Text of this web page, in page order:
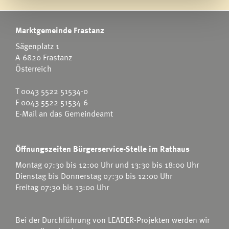
Marktgemeinde Frastanz
Sägenplatz 1
A-6820 Frastanz
Österreich
T0043 5522 51534-0
F 0043 5522 51534-6
E-Mail an das Gemeindeamt
Öffnungszeiten Bürgerservice-Stelle im Rathaus
Montag 07:30 bis 12:00 Uhr und 13:30 bis 18:00 Uhr
Dienstag bis Donnerstag 07:30 bis 12:00 Uhr
Freitag 07:30 bis 13:00 Uhr
Bei der Durchführung von LEADER-Projekten werden wir